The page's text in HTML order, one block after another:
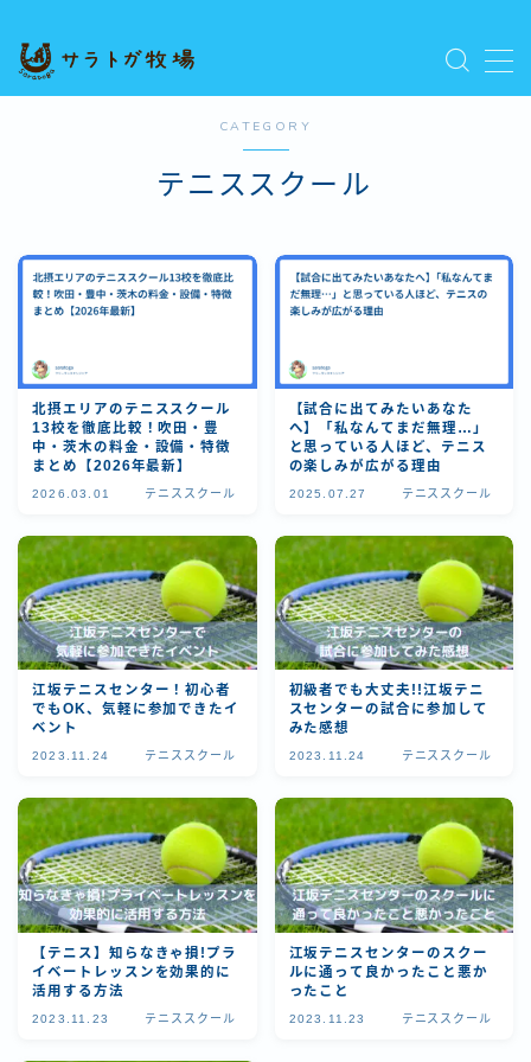
MENU
利用規約／特定商取引法に基づく表記
運営者情報
CATEGORY
テニススクール
北摂エリアのテニススクール
13校を徹底比較！吹田・豊
中・茨木の料金・設備・特徴
まとめ【2026年最新】
2026.03.01 テニススクール
【試合に出てみたいあなた
へ】「私なんてまだ無理…」
と思っている人ほど、テニス
の楽しみが広がる理由
2025.07.27 テニススクール
江坂テニスセンター！初心者
でもOK、気軽に参加できたイ
ベント
2023.11.24 テニススクール
初級者でも大丈夫!!江坂テニ
スセンターの試合に参加して
みた感想
2023.11.24 テニススクール
【テニス】知らなきゃ損!プラ
イベートレッスンを効果的に
活用する方法
2023.11.23 テニススクール
江坂テニスセンターのスクー
ルに通って良かったこと悪か
ったこと
2023.11.23 テニススクール